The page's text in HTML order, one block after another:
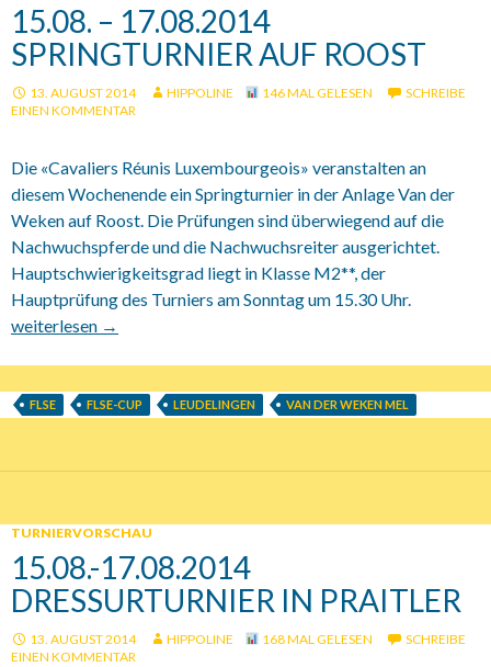
15.08. – 17.08.2014
SPRINGTURNIER AUF ROOST
13. AUGUST 2014 HIPPOLINE 146 MAL GELESEN
SCHREIBE
EINEN KOMMENTAR
Die «Cavaliers Réunis Luxembourgeois» veranstalten an
diesem Wochenende ein Springturnier in der Anlage Van der
Weken auf Roost. Die Prüfungen sind überwiegend auf die
Nachwuchspferde und die Nachwuchsreiter ausgerichtet.
Hauptschwierigkeitsgrad liegt in Klasse M2**, der
Hauptprüfung des Turniers am Sonntag um 15.30 Uhr.
15.08. – 17.08.2014 Springturnier auf Roost
weiterlesen →
FLSE FLSE-CUP LEUDELINGEN VAN DER WEKEN MEL
TURNIERVORSCHAU
15.08.-17.08.2014
DRESSURTURNIER IN PRAITLER
13. AUGUST 2014 HIPPOLINE 168 MAL GELESEN
SCHREIBE
EINEN KOMMENTAR